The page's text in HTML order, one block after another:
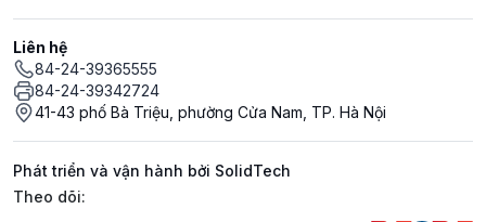
Liên hệ
84-24-39365555
84-24-39342724
41-43 phố Bà Triệu, phường Cửa Nam, TP. Hà Nội
Phát triển và vận hành bởi SolidTech
Mạng xã hội
Theo dõi: